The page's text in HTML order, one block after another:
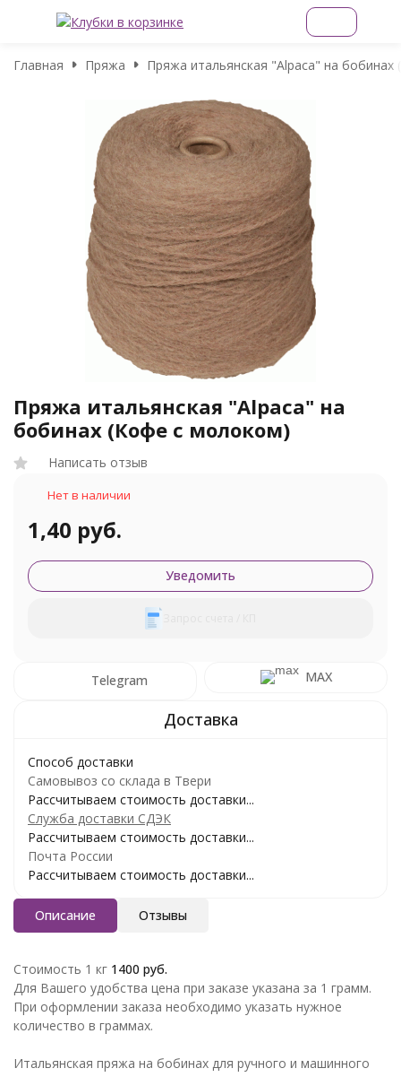
Главная Пряжа Пряжа итальянская "Alpaca" на
Пряжа итальянская "Alpaca" на
бобинах (Кофе с молоком)
Написать отзыв
Нет в наличии
1,40 руб.
Уведомить
Telegram MAX
Способ доставки
Самовывоз со склада в Твери
Рассчитываем стоимость доставки...
Служба доставки СДЭК
Рассчитываем стоимость доставки...
Почта России
Рассчитываем стоимость доставки...
Описание Отзывы
Стоимость 1 кг 1400 руб.
Для Вашего удобства цена при заказе указана за 1 грамм.
При оформлении заказа необходимо указать нужное
количество в граммах.
Итальянская пряжа на бобинах для ручного и машинного